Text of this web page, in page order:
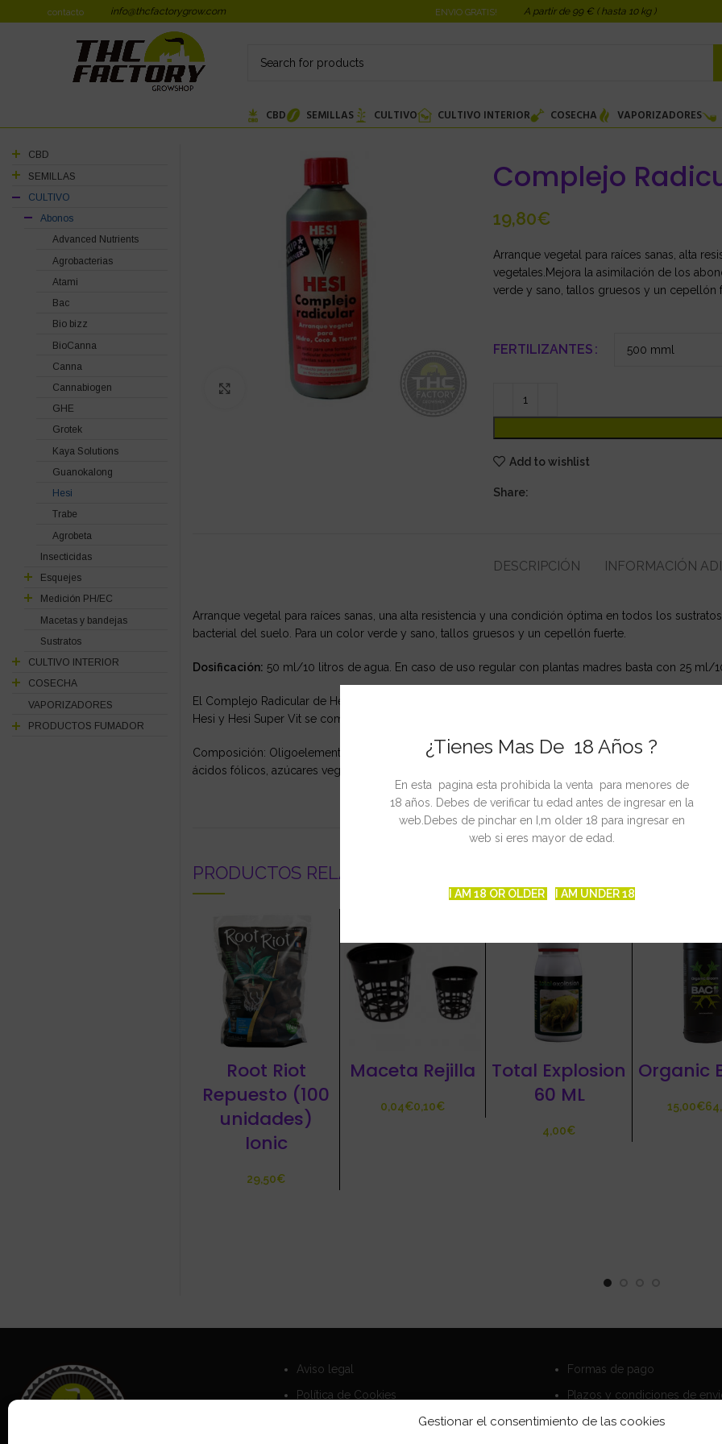
¿Tienes Mas De 18 Años ?
En esta pagina esta prohibida la venta para menores de
18 años. Debes de verificar tu edad antes de ingresar en la
web.Debes de pinchar en I,m older 18 para ingresar en
web si eres mayor de edad.
I AM 18 OR OLDER I AM UNDER 18
Gestionar el consentimiento de las cookies
contacto info@thcfactorygrow.com ENVIO GRATIS! A partir de 99 € ( hasta 10 kg )
CBD SEMILLAS CULTIVO CULTIVO INTERIOR COSECHA VAPORIZADORES
Click to enlarge
Complejo
€
Arranque vegetal para raíces sanas, alta
vegetales.Mejora la asimilación de los
verde y sano, tallos gruesos y un cepellón
FERTILIZANTES
Add to wishlist
Share:
DESCRIPCIÓN INFORMACIÓN
Arranque vegetal para raíces sanas, una alta resistencia y una condición óptima en todos los
bacterial del suelo. Para un color verde y sano, tallos gruesos y un cepellón fuerte.
Dosificación: 50 ml/10 litros de agua. En caso de uso regular con plantas madres basta con 25 ml/
El Complejo Radicular de Hesi no incrementa la contuctividad y tiene una acidez neutra, por lo que
Hesi y Hesi Super Vit se complementan.
Composición: Oligoelementos: Hierro, Manganeso, Cinc, Cobre, Boro, Molibdeno, Yodo y Cobalto
ácidos fólicos, azúcares vegetales, aminoácidos como glicina, histidina, triptófano y enzimas de
PRODUCTOS RELACIONADOS
Root Riot
Repuesto (100
unidades)
Ionic
€
Maceta Rejilla
€ €
Total Explosion
60 ML
€
Organic
€
CBD
SEMILLAS
CULTIVO
Abonos
Advanced Nutrients
Agrobacterias
Atami
Bac
Bio bizz
BioCanna
Canna
Cannabiogen
GHE
Grotek
Kaya Solutions
Guanokalong
Hesi
Trabe
Agrobeta
Insecticidas
Esquejes
Medición PH/EC
Macetas y bandejas
Sustratos
CULTIVO INTERIOR
COSECHA
VAPORIZADORES
PRODUCTOS FUMADOR
Aviso legal
Política de Cookies
Formas de pago
Plazos y condiciones de
Politica de devoluciones